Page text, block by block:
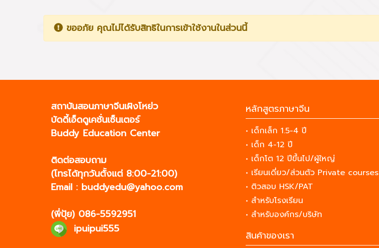
ขออภัย คุณไม่ได้รับสิทธิในการเข้าใช้งานในส่วนนี้
สถาบันสอนภาษาจีนเผิงโหย่ว
บัดดี้เอ็ดดูเคชั่นเซ็นเตอร์
Buddy Education Center
ติดต่อสอบถาม
(โทรได้ทุกวันตั้งแต่ 8:00-21:00)
Email : buddyedu@yahoo.com
(พี่ปุ้ย) 086-5592951
ipuipui555
หลักสูตรภาษาจีน
• เด็กเล็ก 1.5-4 ปี
• เด็ก 4-12 ปี
• เด็กโต 12 ปีขึ้นไป/ผู้ใหญ่
• เรียนเดี่ยว/ส่วนตัว Private courses
• ติวสอบ HSK/PAT
• สำหรับโรงเรียน
• สำหรับองค์กร/บริษัท
สินค้าของเรา